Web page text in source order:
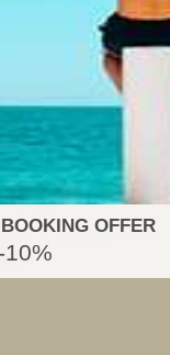
OFFER
-10%